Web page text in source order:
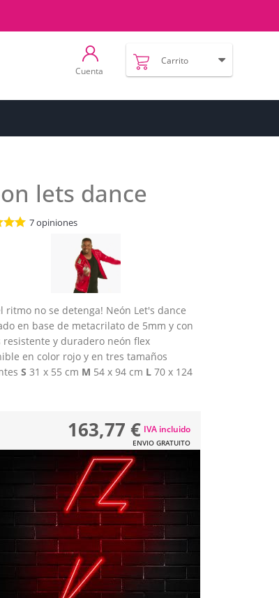
Carrito
Cuenta
lets dance
7opiniones
ritmo no se detenga! Neón Let's dance
en base de metacrilato de 5mm y con
resistente y duradero neón flex
en color rojo y en tres tamaños
S 31 x 55 cm M 54 x 94 cm L 70 x 124
163,77 €
ENVIO GRATUITO
IVA incluido